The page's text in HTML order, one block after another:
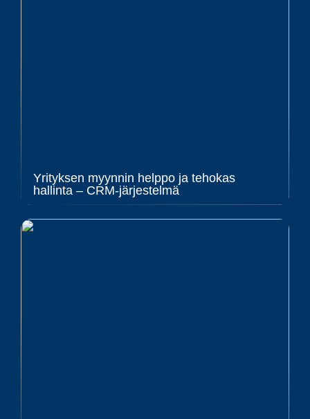
Yrityksen myynnin helppo ja tehokas
hallinta – CRM-järjestelmä